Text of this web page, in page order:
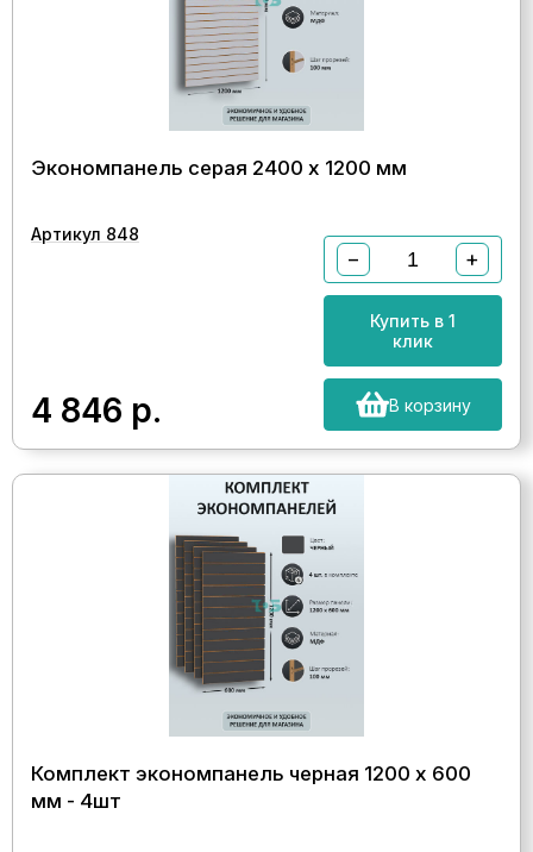
Экономпанель серая 2400 х 1200 мм
Артикул 848
4 846 р.
− +
Купить в 1
клик
В корзину
Комплект экономпанель черная 1200 х 600
мм - 4шт